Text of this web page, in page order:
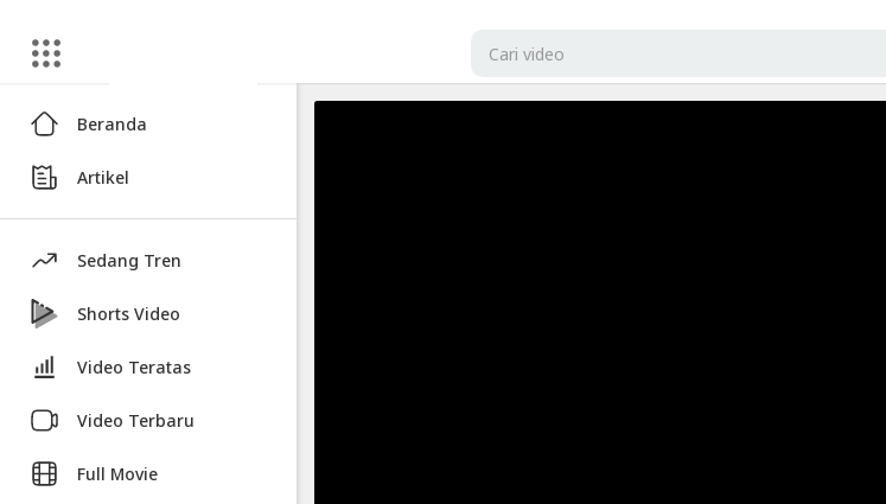
Artikel
Kumpulan
Twitter
Lucu
Dan
Receh
Kumpulan
Twitter
Lucu
Dan
Receh
Beranda
Artikel
Sedang Tren
Shorts Video
Video Teratas
Video Terbaru
Full Movie